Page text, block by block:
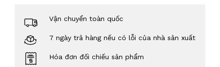
Vận chuyển toàn quốc
7 ngày trả hàng nếu có lỗi của nhà sản xuất
Hóa đơn đối chiếu sản phẩm